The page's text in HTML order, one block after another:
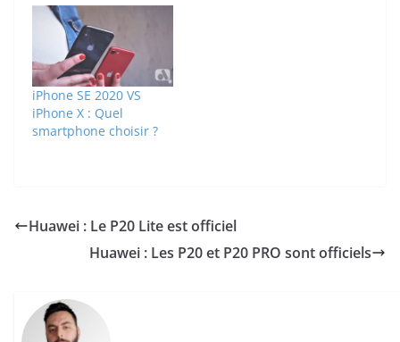
iPhone SE 2020 VS
iPhone X : Quel
smartphone choisir ?
Huawei : Le P20 Lite est officiel
Huawei : Les P20 et P20 PRO sont officiels